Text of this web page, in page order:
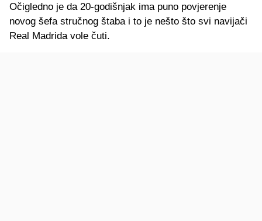
Očigledno je da 20-godišnjak ima puno povjerenje
novog šefa stručnog štaba i to je nešto što svi navijači
Real Madrida vole čuti.